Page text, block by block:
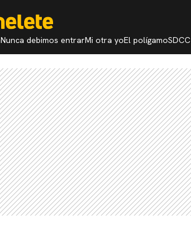
Nunca debimos entrarMi otra yoEl polígamoSDCC